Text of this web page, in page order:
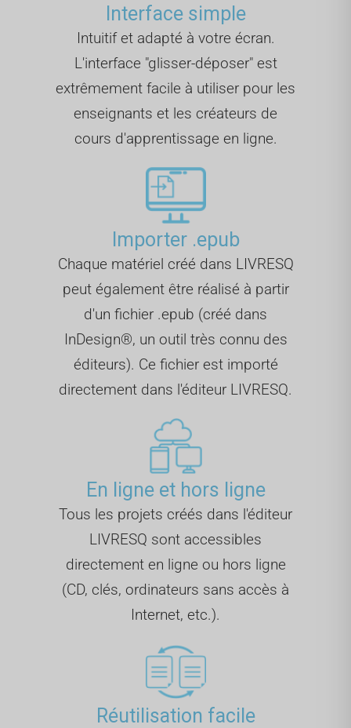
Interface simple
Intuitif et adapté à votre écran.
L'interface "glisser-déposer" est
extrêmement facile à utiliser pour les
enseignants et les créateurs de
cours d'apprentissage en ligne.
Importer .epub
Chaque matériel créé dans LIVRESQ
peut également être réalisé à partir
d'un fichier .epub (créé dans
InDesign®, un outil très connu des
éditeurs). Ce fichier est importé
directement dans l'éditeur LIVRESQ.
En ligne et hors ligne
Tous les projets créés dans l'éditeur
LIVRESQ sont accessibles
directement en ligne ou hors ligne
(CD, clés, ordinateurs sans accès à
Internet, etc.).
Réutilisation facile